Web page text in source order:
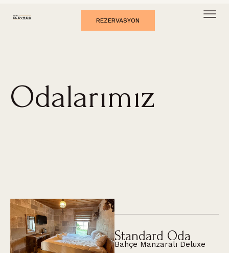
REZERVASYON
Odalarımız
Standard Oda
Bahçe Manzaralı Deluxe